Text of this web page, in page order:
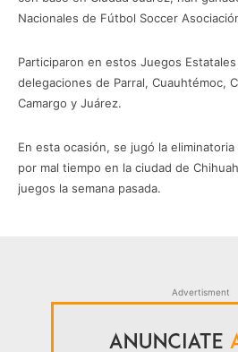
Nacionales de Fútbol Soccer
Participaron en estos Juegos
delegaciones de Parral, Cuauhtémoc,
Camargo y Juárez.
En esta ocasión, se jugó la
por mal tiempo en la ciudad de
juegos la semana pasada.
Advertisment